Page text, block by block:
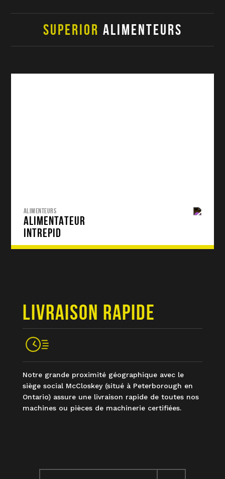
SUPERIOR ALIMENTEURS
ALIMENTEURS
ALIMENTATEUR
INTREPID
LIVRAISON RAPIDE
Notre grande proximité géographique avec le
siège social McCloskey (situé à Peterborough en
Ontario) assure une livraison rapide de toutes nos
machines ou pièces de machinerie certifiées.